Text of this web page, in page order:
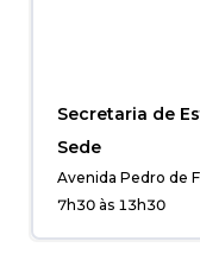
Secretaria de
Sede
Avenida Pedro de
7h30 às 13h30